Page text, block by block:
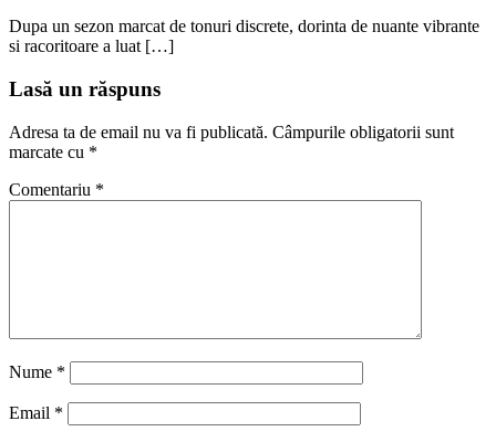
Dupa un sezon marcat de tonuri discrete, dorinta de nuante vibrante
si racoritoare a luat […]
Lasă un răspuns
Adresa ta de email nu va fi publicată. Câmpurile obligatorii sunt
marcate cu *
Comentariu *
Nume *
Email *